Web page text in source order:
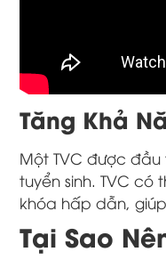
Tăng Khả
Một TVC được
tuyển sinh. TVC
khóa hấp dẫn,
Tại Sao